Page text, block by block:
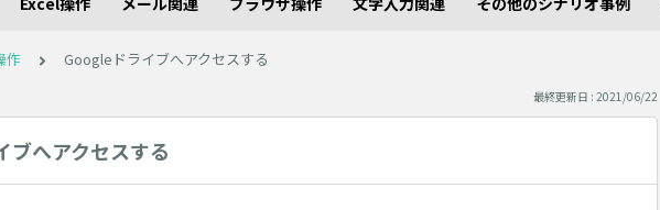
作 Googleドライブへアクセスする
最終更新日 : 2021/06/22
ブへアクセスする